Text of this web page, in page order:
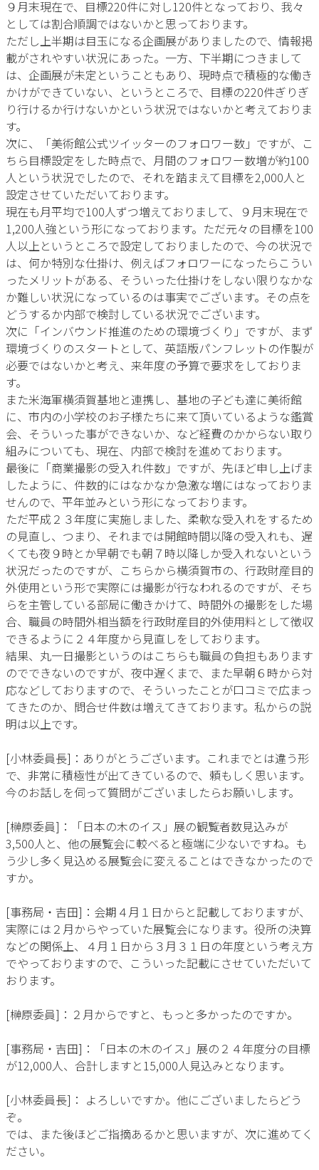
９月末現在で、目標220件に対し120件となっており、我々
としては割合順調ではないかと思っております。
ただし上半期は目玉になる企画展がありましたので、情報掲
載がされやすい状況にあった。一方、下半期につきまして
は、企画展が未定ということもあり、現時点で積極的な働き
かけができていない、というところで、目標の220件ぎりぎ
り行けるか行けないかという状況ではないかと考えておりま
す。
次に、「美術館公式ツイッターのフォロワー数」ですが、こ
ちら目標設定をした時点で、月間のフォロワー数増が約100
人という状況でしたので、それを踏まえて目標を2,000人と
設定させていただいております。
現在も月平均で100人ずつ増えておりまして、９月末現在で
1,200人強という形になっております。ただ元々の目標を100
人以上というところで設定しておりましたので、今の状況で
は、何か特別な仕掛け、例えばフォロワーになったらこうい
ったメリットがある、そういった仕掛けをしない限りなかな
か難しい状況になっているのは事実でございます。その点を
どうするか内部で検討している状況でございます。
次に「インバウンド推進のための環境づくり」ですが、まず
環境づくりのスタートとして、英語版パンフレットの作製が
必要ではないかと考え、来年度の予算で要求をしておりま
す。
また米海軍横須賀基地と連携し、基地の子ども達に美術館
に、市内の小学校のお子様たちに来て頂いているような鑑賞
会、そういった事ができないか、など経費のかからない取り
組みについても、現在、内部で検討を進めております。
最後に「商業撮影の受入れ件数」ですが、先ほど申し上げま
したように、件数的にはなかなか急激な増にはなっておりま
せんので、平年並みという形になっております。
ただ平成２３年度に実施しました、柔軟な受入れをするため
の見直し、つまり、それまでは開館時間以降の受入れも、遅
くても夜９時とか早朝でも朝７時以降しか受入れないという
状況だったのですが、こちらから横須賀市の、行政財産目的
外使用という形で実際には撮影が行なわれるのですが、そち
らを主管している部局に働きかけて、時間外の撮影をした場
合、職員の時間外相当額を行政財産目的外使用料として徴収
できるように２４年度から見直しをしております。
結果、丸一日撮影というのはこちらも職員の負担もあります
のでできないのですが、夜中遅くまで、また早朝６時から対
応などしておりますので、そういったことが口コミで広まっ
てきたのか、問合せ件数は増えてきております。私からの説
明は以上です。
[小林委員長]：ありがとうございます。これまでとは違う形
で、非常に積極性が出てきているので、頼もしく思います。
今のお話しを伺って質問がございましたらお願いします。
[榊原委員]：「日本の木のイス」展の観覧者数見込みが
3,500人と、他の展覧会に較べると極端に少ないですね。も
う少し多く見込める展覧会に変えることはできなかったので
すか。
[事務局・吉田]：会期４月１日からと記載しておりますが、
実際には２月からやっていた展覧会になります。役所の決算
などの関係上、４月１日から３月３１日の年度という考え方
でやっておりますので、こういった記載にさせていただいて
おります。
[榊原委員]：２月からですと、もっと多かったのですか。
[事務局・吉田]：「日本の木のイス」展の２４年度分の目標
が12,000人、合計しますと15,000人見込みとなります。
[小林委員長]： よろしいですか。他にございましたらどう
ぞ。
では、また後ほどご指摘あるかと思いますが、次に進めてく
ださい。